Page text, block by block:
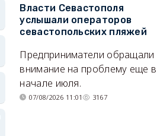
Власти Севастополя
услышали операторов
севастопольских пляжей
Предприниматели обращали
внимание на проблему еще в
начале июля.
07/08/2026 11:01 3167